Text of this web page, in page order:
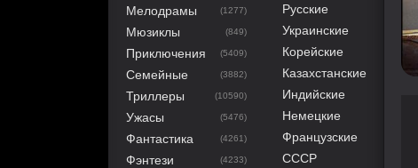
Мелодрамы (1277)
Мюзиклы (849)
Приключения (5409)
Семейные (3882)
Триллеры (10590)
Ужасы (5476)
Фантастика (4261)
Фэнтези (4233)
Русские
Украинские
Корейские
Казахстанские
Индийские
Немецкие
Французские
СССР